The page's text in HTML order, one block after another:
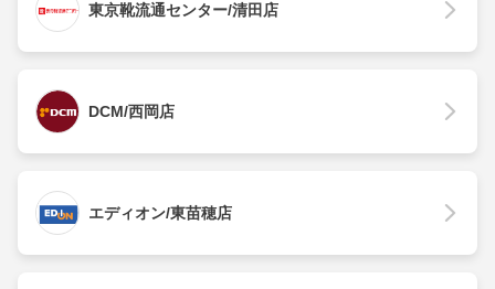
東京靴流通センター/清田店
DCM/西岡店
エディオン/東苗穂店